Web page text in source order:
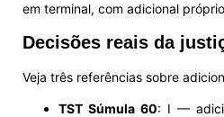
em terminal, com adicional
Decisões reais da
Veja três referências sobre
TST Súmula 60: I —